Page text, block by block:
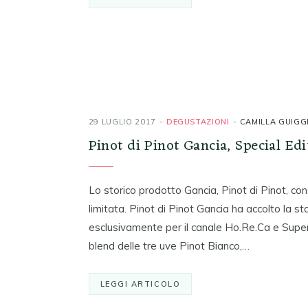
29 LUGLIO 2017 DEGUSTAZIONI CAMILLA
Pinot di Pinot Gancia, Special
Lo storico prodotto Gancia, Pinot di Pinot,
limitata. Pinot di Pinot Gancia ha accolto la
esclusivamente per il canale Ho.Re.Ca e
blend delle tre uve Pinot Bianco,…
LEGGI ARTICOLO